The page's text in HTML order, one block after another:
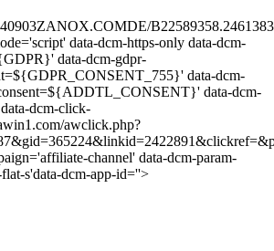
data-dcm-https-only data-dcm-
data-dcm-gdpr-
data-dcm-
data-dcm-
data-dcm-click-
awclick.php?
channel' data-dcm-param-
s'data-dcm-app-id=''>